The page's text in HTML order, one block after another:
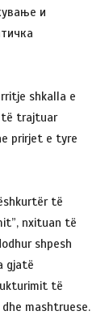
и
shkalla e
të trajtuar
prirjet e tyre
të
nxituan të
shpesh
gjatë
të
mashtruese.